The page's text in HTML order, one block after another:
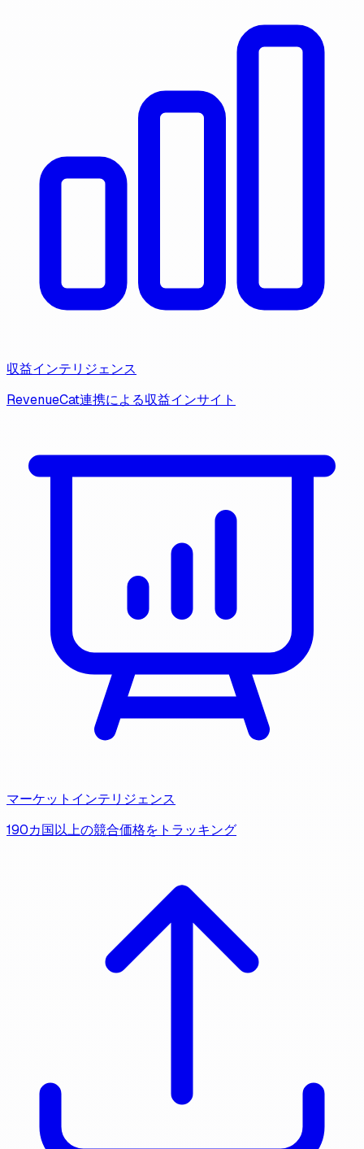
収益インテリジェンス
RevenueCat連携による収益インサイト
マーケットインテリジェンス
190カ国以上の競合価格をトラッキング